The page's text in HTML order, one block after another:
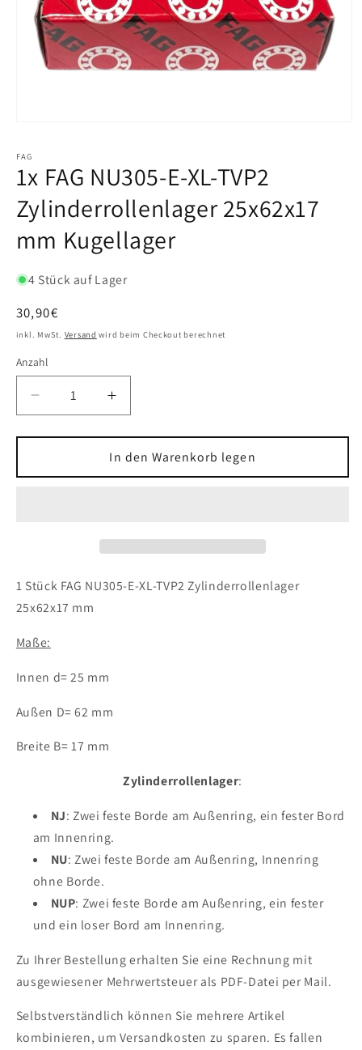
FAG
1x FAG NU305-E-XL-TVP2
Zylinderrollenlager 25x62x17
mm Kugellager
4 Stück auf Lager
Normaler
Preis
30,90€
inkl. MwSt. Versand wird beim Checkout berechnet
Anzahl
Verringere
die
Menge
1x
Zylinderrollenlager
mm
Kugellager
Erhöhe
die
Menge
für
1x
XL-
Zylinderrollenlager
In den Warenkorb legen
1 Stück FAG NU305-E-XL-TVP2 Zylinderrollenlager
25x62x17 mm
Maße:
Innen d= 25 mm
Außen D= 62 mm
Breite B= 17 mm
Zylinderrollenlager:
NJ: Zwei feste Borde am Außenring, ein fester Bord
am Innenring.
NU: Zwei feste Borde am Außenring, Innenring
ohne Borde.
NUP: Zwei feste Borde am Außenring, ein fester
und ein loser Bord am Innenring.
Zu Ihrer Bestellung erhalten Sie eine Rechnung mit
ausgewiesener Mehrwertsteuer als PDF-Datei per Mail.
Selbstverständlich können Sie mehrere Artikel
kombinieren, um Versandkosten zu sparen. Es fallen